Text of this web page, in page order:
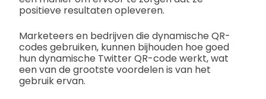
positieve resultaten opleveren.
Marketeers en bedrijven die dynamische QR-
codes gebruiken, kunnen bijhouden hoe goed
hun dynamische Twitter QR-code werkt, wat
een van de grootste voordelen is van het
gebruik ervan.